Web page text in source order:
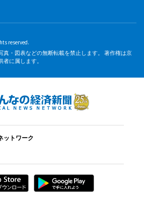
reserved.
真・図表などの無断転載を禁止します。 著作権は京
に属します。
ットワーク